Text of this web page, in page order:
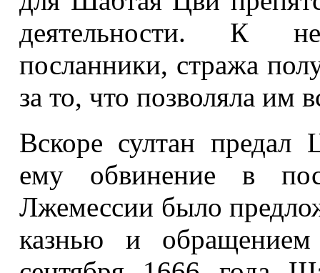
деятельности. К
посланники, стража
за то, что позволяла им
Вскоре султан предал
ему обвинение в
Лжемессии было
казнью и